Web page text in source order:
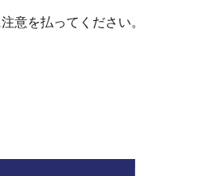
意を払ってください。